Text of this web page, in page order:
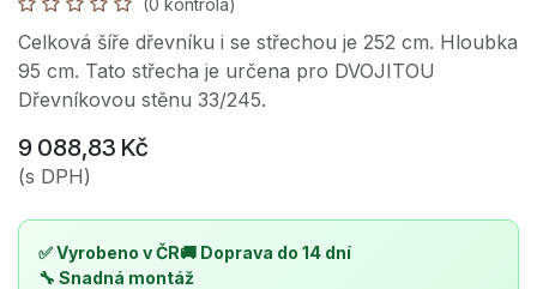
Celková šíře dřevníku i se střechou je 252 cm. Hloubka
95 cm. Tato střecha je určena pro DVOJITOU
Dřevníkovou stěnu 33/245.
9 088,83 Kč
(s DPH)
✅ Vyrobeno v ČR🚚 Doprava do 14 dní
🔧 Snadná montáž